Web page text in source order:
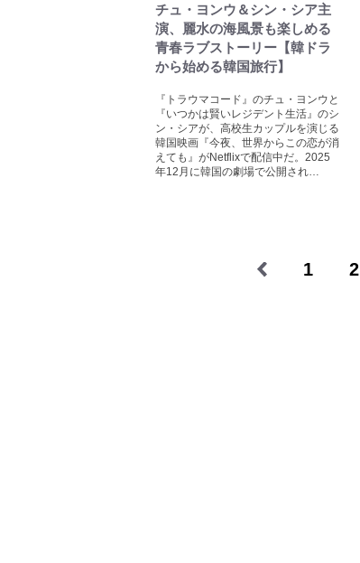
チュ・ヨンウ＆シン・シア主
演、麗水の海風景も楽しめる
青春ラブストーリー【韓ドラ
から始める韓国旅行】
『トラウマコード』のチュ・ヨンウと
『いつかは賢いレジデント生活』のシ
ン・シアが、高校生カップルを演じる
韓国映画『今夜、世界からこの恋が消
えても』がNetflixで配信中だ。2025
年12月に韓国の劇場で公開され…
1 2